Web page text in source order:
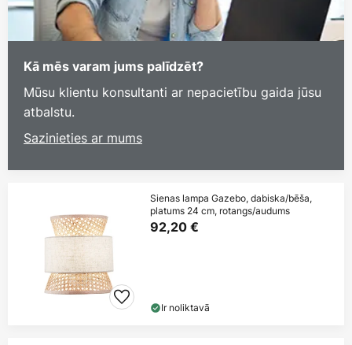
Kā mēs varam jums palīdzēt?
Mūsu klientu konsultanti ar nepacietību gaida jūsu
atbalstu.
Sazinieties ar mums
Sienas lampa Gazebo, dabiska/bēša,
platums 24 cm, rotangs/audums
92,20 €
Ir noliktavā